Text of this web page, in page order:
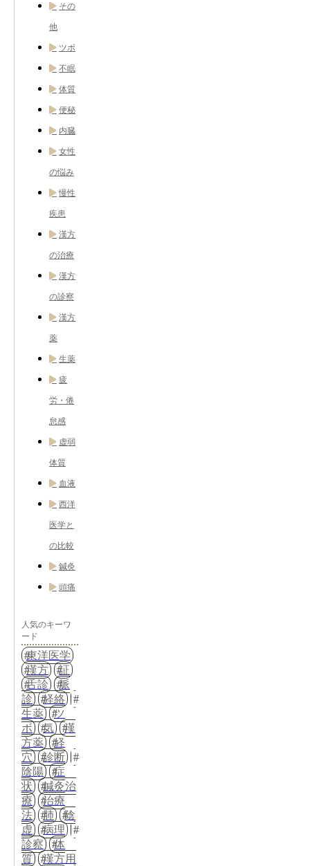
その
他
ツボ
不眠
体質
便秘
内臓
女性
の悩み
慢性
疾患
漢方
の治療
漢方
の診察
漢方
薬
生薬
疲
労・倦
怠感
虚弱
体質
血液
西洋
医学と
の比較
鍼灸
頭痛
人気のキーワ
ード
東洋医学
漢方
証
舌診
脈
診
経絡
生薬
ツ
ボ
気
漢
方薬
経
穴
診断
陰陽
症
状
鍼灸治
療
治療
法
肺
陰
虚
病理
診察
体
質
漢方用